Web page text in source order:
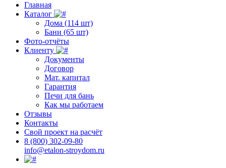
Главная
Каталог
Дома (114 шт)
Бани (65 шт)
Фото-отчёты
Клиенту
Документы
Договор
Мат. капитал
Гарантия
Печи для бань
Как мы работаем
Отзывы
Контакты
Свой проект на расчёт
8 (800) 302-09-80
info@etalon-stroydom.ru